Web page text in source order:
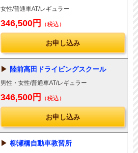
女性/普通車AT/レギュラー
346,500円 （税込）
お申し込み
陸前高田ドライビングスクール
男性・女性/普通車AT/レギュラー
346,500円 （税込）
お申し込み
柳瀬橋自動車教習所